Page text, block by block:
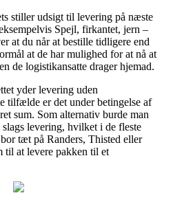
stiller udsigt til levering på næste
Spejl, firkantet, jern –
at du når at bestille tidligere end
at de har mulighed for at nå at
de logistikansatte drager hjemad.
yder levering uden
tilfælde er det under betingelse af
sum. Som alternativ burde man
levering, hvilket i de fleste
tæt på Randers, Thisted eller
til at levere pakken til et